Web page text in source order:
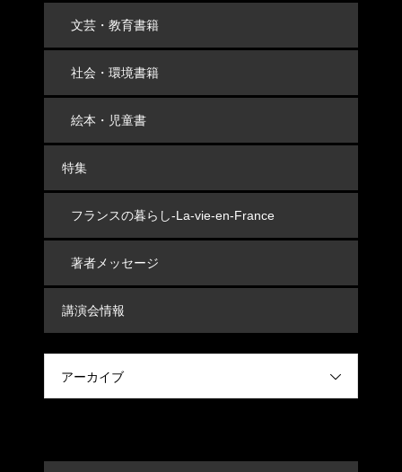
文芸・教育書籍
社会・環境書籍
絵本・児童書
特集
フランスの暮らし-La-vie-en-France
著者メッセージ
講演会情報
アーカイブ